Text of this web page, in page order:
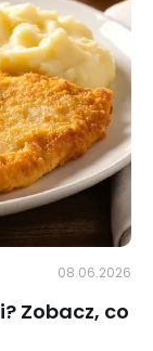
08.06.2026
Zobacz, co